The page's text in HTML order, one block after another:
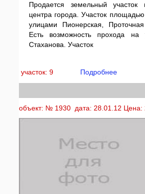
Продается земельный
центра города. Участок
улицами Пионерская,
Есть возможность прохода на
Стаханова. Участок
участок: 9 Подробнее
объект: № 1930 дата: 28.01.12 Цена: